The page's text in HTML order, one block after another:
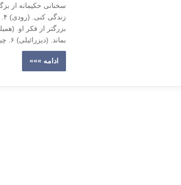
بماند. (دیزرائیلی) ۶. چیزی ساده تر از بزرگی نیست آری ساده بودن همانا…
ادامه »»»